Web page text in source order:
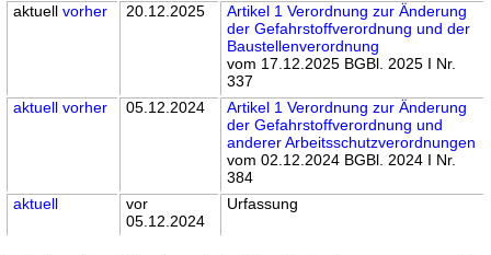
aktuellvorher 20.12.2025
Artikel 1 Verordnung zur Änderung
der Gefahrstoffverordnung und der
Baustellenverordnung
vom 17.12.2025 BGBl. 2025 I Nr.
337
aktuell vorher 05.12.2024
Artikel 1 Verordnung zur Änderung
der Gefahrstoffverordnung und
anderer Arbeitsschutzverordnungen
vom 02.12.2024 BGBl. 2024 I Nr.
384
aktuell
vor
05.12.2024
Urfassung